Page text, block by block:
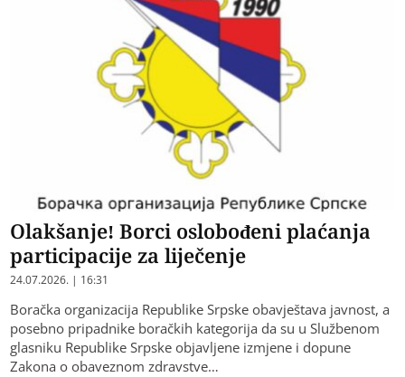
Olakšanje! Borci oslobođeni plaćanja
participacije za liječenje
24.07.2026. | 16:31
Boračka organizacija Republike Srpske obavještava javnost, a
posebno pripadnike boračkih kategorija da su u Službenom
glasniku Republike Srpske objavljene izmjene i dopune
Zakona o obaveznom zdravstve…